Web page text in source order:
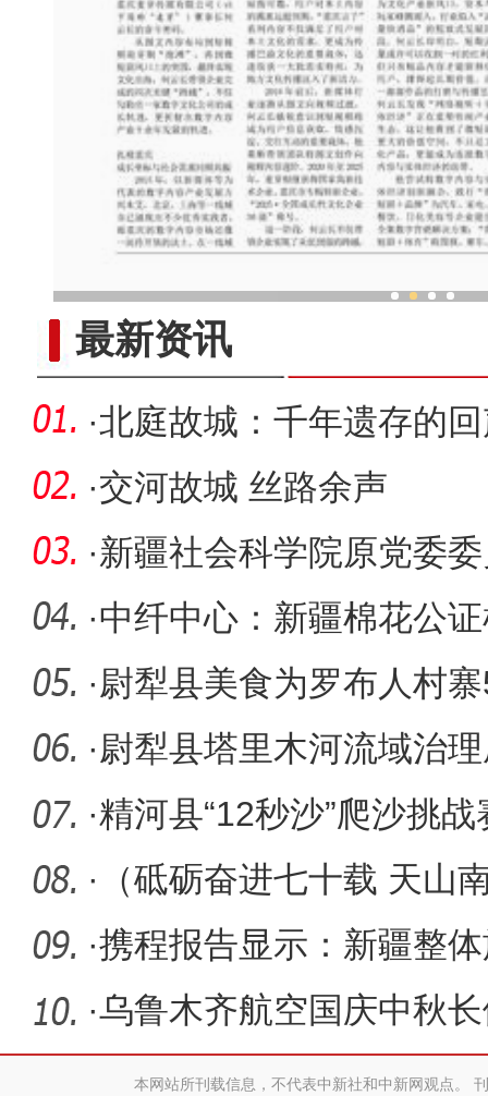
最新资讯
·北庭故城：千年遗存的
·交河故城 丝路余声
·新疆社会科学院原党委
接受审查
·中纤中心：新疆棉花公
四大突破
·尉犁县美食为罗布人村寨
·尉犁县塔里木河流域治
助力胡杨
·精河县“12秒沙”爬沙挑
技激活
·
（砥砺奋进七十载 天山
河子实现
·携程报告显示：新疆整
长31% 增
·乌鲁木齐航空国庆中秋
万人次
本网站所刊载信息，不代表中新社和中新网观点。